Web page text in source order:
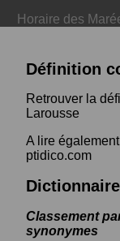
Horaire des
Définition
Retrouver la
Larousse
A lire
ptidico.com
Classement
synonymes